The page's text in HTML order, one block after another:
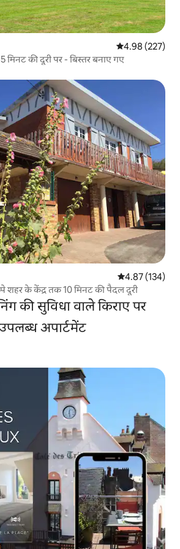
औसत रेटिंग 5 में से
4.98 (227)
मिनट की दूरी पर - बिस्तर बनाए गए
औसत रेटिंग 5 में से
4.87 (134)
शहर के केंद्र तक 10 मिनट की पैदल दूरी
की सुविधा वाले किराए पर
उपलब्ध अपार्टमेंट